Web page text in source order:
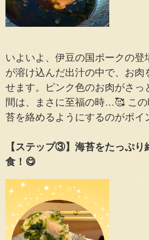
いよいよ、伊豆の国ポークの登
が溶け込んだ出汁の中で、お肉
せます。ピンク色のお肉がさっ
間は、まさに至福の時…🥰 こ
苔を絡めるようにするのがポイ
【ステップ③】海苔をたっぷり
食！😋